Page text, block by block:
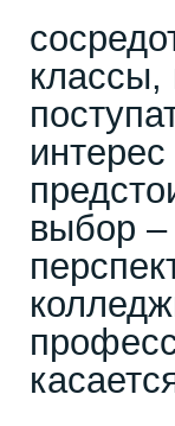
классы,
выбор –